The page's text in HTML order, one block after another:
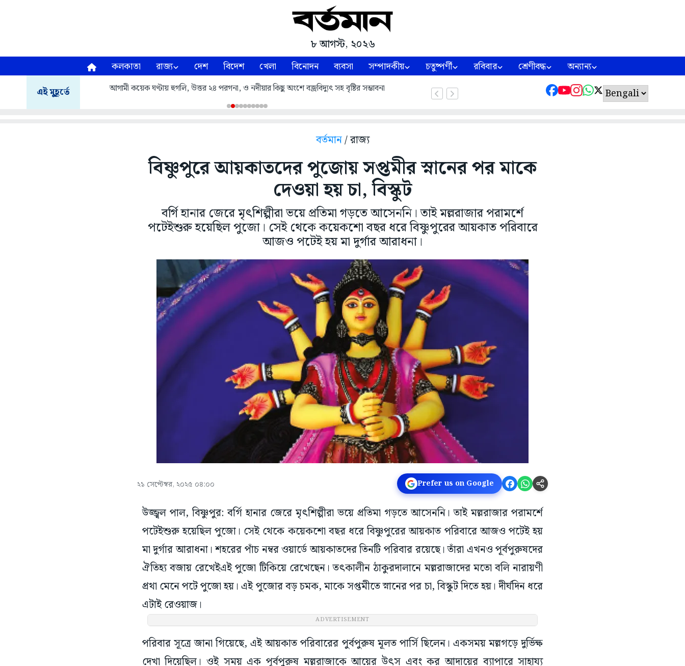
৮ আগস্ট, ২০২৬
কলকাতা রাজ্য দেশ বিদেশ খেলা বিনোদন ব্যবসা সম্পাদকীয় চতুষ্পর্ণী রবিবার শ্রেণীবদ্ধ অন্যান্য
এই মুহূর্তে আগামী কয়েক ঘণ্টায় হুগলি, উত্তর ২৪ পরগনা, ও নদীয়ার কিছু অংশে বজ্রবিদ্যুৎ সহ বৃষ্টির সম্ভাবনা
বর্তমান/ রাজ্য
বিষ্ণুপুরে আয়কাতদের পুজোয় সপ্তমীর স্নানের পর মাকে
দেওয়া হয় চা, বিস্কুট
বর্গি হানার জেরে মৃৎশিল্পীরা ভয়ে প্রতিমা গড়তে আসেননি। তাই মল্লরাজার পরামর্শে
পটেইশুরু হয়েছিল পুজো। সেই থেকে কয়েকশো বছর ধরে বিষ্ণুপুরের আয়কাত পরিবারে
আজও পটেই হয় মা দুর্গার আরাধনা।
২১ সেপ্টেম্বর, ২০২৫ ০৪:০০ Prefer us on Google
উজ্জ্বল পাল, বিষ্ণুপুর: বর্গি হানার জেরে মৃৎশিল্পীরা ভয়ে প্রতিমা গড়তে আসেননি। তাই মল্লরাজার পরামর্শে
পটেইশুরু হয়েছিল পুজো। সেই থেকে কয়েকশো বছর ধরে বিষ্ণুপুরের আয়কাত পরিবারে আজও পটেই হয়
মা দুর্গার আরাধনা। শহরের পাঁচ নম্বর ওয়ার্ডে আয়কাতদের তিনটি পরিবার রয়েছে। তাঁরা এখনও পূর্বপুরুষদের
ঐতিহ্য বজায় রেখেইএই পুজো টিকিয়ে রেখেছেন। তৎকালীন ঠাকুরদালানে মল্লরাজাদের মতো বলি নারায়ণী
প্রথা মেনে পটে পুজো হয়। এই পুজোর বড় চমক, মাকে সপ্তমীতে স্নানের পর চা, বিস্কুট দিতে হয়। দীর্ঘদিন ধরে
এটাই রেওয়াজ।
ADVERTISEMENT
পরিবার সূত্রে জানা গিয়েছে, এই আয়কাত পরিবারের পুর্বপুরুষ মূলত পার্সি ছিলেন। একসময় মল্লগড়ে দুর্ভিক্ষ
দেখা দিয়েছিল। ওই সময় এক পূর্বপুরুষ মল্লরাজাকে আয়ের উৎস এবং কর আদায়ের ব্যাপারে সাহায্য